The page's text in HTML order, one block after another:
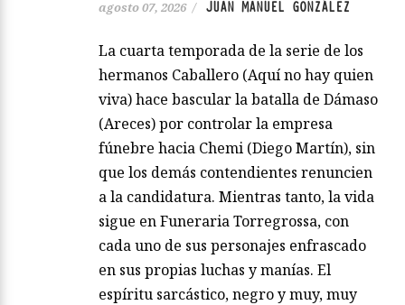
agosto 07, 2026 / JUAN MANUEL GONZÁLEZ
La cuarta temporada de la serie de los
hermanos Caballero (Aquí no hay quien
viva) hace bascular la batalla de Dámaso
(Areces) por controlar la empresa
fúnebre hacia Chemi (Diego Martín), sin
que los demás contendientes renuncien
a la candidatura. Mientras tanto, la vida
sigue en Funeraria Torregrossa, con
cada uno de sus personajes enfrascado
en sus propias luchas y manías. El
espíritu sarcástico, negro y muy, muy